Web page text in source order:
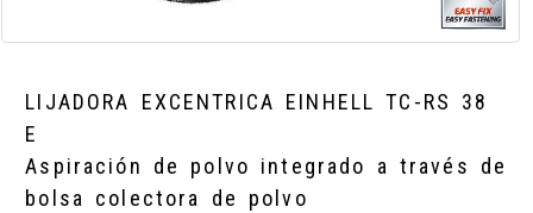
LIJADORA EXCENTRICA EINHELL TC-RS 38
E
Aspiración de polvo integrado a través de
bolsa colectora de polvo